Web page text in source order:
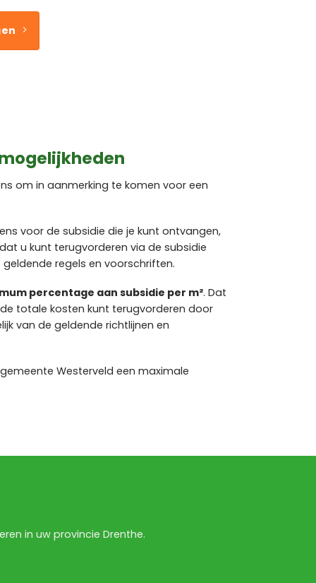
om in aanmerking te komen voor een
voor de subsidie die je kunt ontvangen,
u kunt terugvorderen via de subsidie
regels en voorschriften.
percentage aan subsidie per m². Dat
totale kosten kunt terugvorderen door
van de geldende richtlijnen en
Westerveld een maximale
in uw provincie Drenthe.